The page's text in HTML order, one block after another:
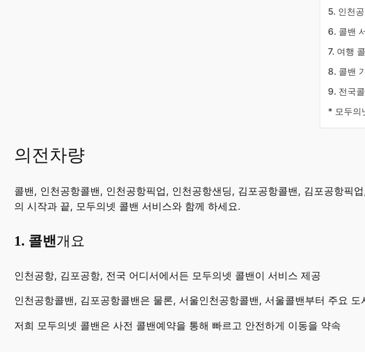
5. 인천
6. 콜밴
7. 여행
8. 콜밴
9. 전국
* 모두의
의전차량
콜밴, 인천공항콜밴, 인천공항픽업, 인천공항샌딩, 김포공항콜밴, 김포공항픽
의 시작과 끝, 모두의넷 콜밴 서비스와 함께 하세요.
​1. 콜밴개요
​인천공항, 김포공항, 전국 어디서에서든 모두의넷 콜밴이 서비스 제공
인천공항콜밴, 김포공항콜밴은 물론, 서울인천공항콜밴, 서울콜밴부터 주요 도
저희 모두의넷 콜밴은 사전 콜밴예약을 통해 빠르고 안전하게 이동을 약속